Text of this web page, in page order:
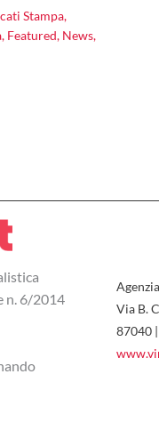
Stampa,
, Featured, News,
n. 6/2014
Via B.
87040